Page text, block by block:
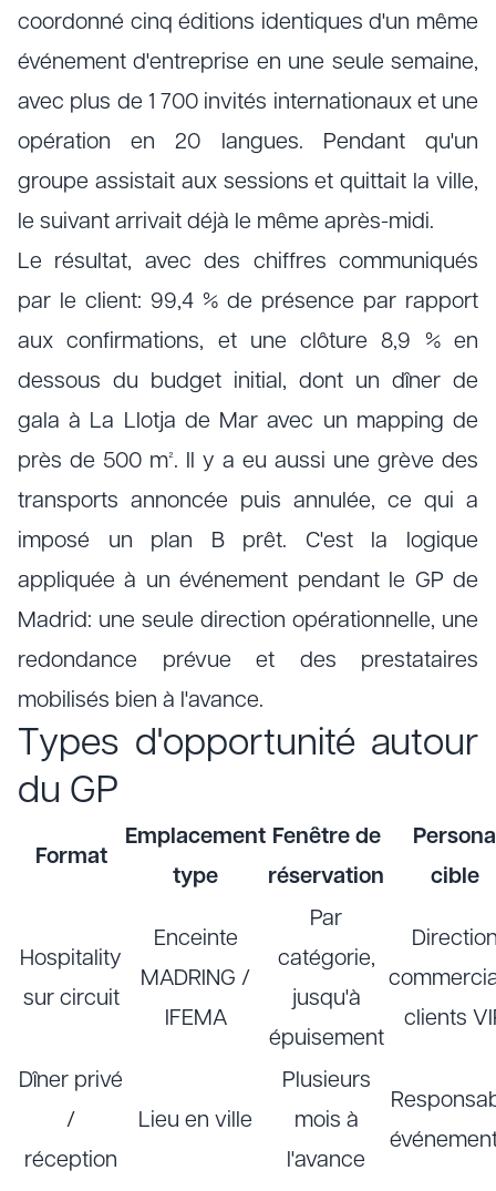
coordonné cinq éditions identiques d'un même
événement d'entreprise en une seule semaine,
avec plus de 1 700 invités internationaux et une
opération en 20 langues. Pendant qu'un
groupe assistait aux sessions et quittait la ville,
le suivant arrivait déjà le même après-midi.
Le résultat, avec des chiffres communiqués
par le client: 99,4 % de présence par rapport
aux confirmations, et une clôture 8,9 % en
dessous du budget initial, dont un dîner de
gala à La Llotja de Mar avec un mapping de
près de 500 m². Il y a eu aussi une grève des
transports annoncée puis annulée, ce qui a
imposé un plan B prêt. C'est la logique
appliquée à un événement pendant le GP de
Madrid: une seule direction opérationnelle, une
redondance prévue et des prestataires
mobilisés bien à l'avance.
Types d'opportunité autour
du GP
Format
Emplacement
type
Fenêtre de
réservation
Persona
cible
Hospitality
sur circuit
Enceinte
MADRING /
IFEMA
Par
catégorie,
jusqu'à
épuisement
clients
Dîner privé
/
réception
Lieu en ville
Plusieurs
mois à
l'avance